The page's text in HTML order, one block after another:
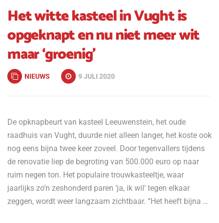
Het witte kasteel in Vught is
opgeknapt en nu niet meer wit
maar ‘groenig’
NIEUWS 9 JULI 2020
De opknapbeurt van kasteel Leeuwenstein, het oude
raadhuis van Vught, duurde niet alleen langer, het koste ook
nog eens bijna twee keer zoveel. Door tegenvallers tijdens
de renovatie liep de begroting van 500.000 euro op naar
ruim negen ton. Het populaire trouwkasteeltje, waar
jaarlijks zo’n zeshonderd paren ‘ja, ik wil’ tegen elkaar
zeggen, wordt weer langzaam zichtbaar. “Het heeft bijna …